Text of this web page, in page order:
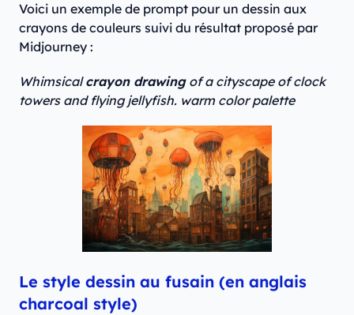
Voici un exemple de prompt pour un dessin aux
crayons de couleurs suivi du résultat proposé par
Midjourney :
Whimsicalcrayon drawingof a cityscape of clock
towers and flying jellyfish. warm color palette
Le style dessin au fusain (en anglais
charcoal style)